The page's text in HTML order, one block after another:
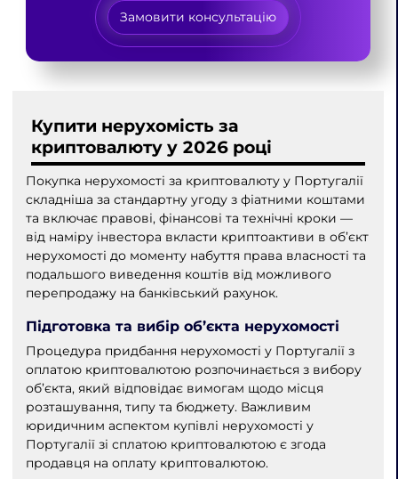
Замовити консультацію
Купити нерухомість за
криптовалюту у 2026 році
Покупка нерухомості за криптовалюту у Португалії
складніша за стандартну угоду з фіатними коштами
та включає правові, фінансові та технічні кроки —
від наміру інвестора вкласти криптоактиви в об’єкт
нерухомості до моменту набуття права власності та
подальшого виведення коштів від можливого
перепродажу на банківський рахунок.
Підготовка та вибір об’єкта нерухомості
Процедура придбання нерухомості у Португалії з
оплатою криптовалютою розпочинається з вибору
об’єкта, який відповідає вимогам щодо місця
розташування, типу та бюджету. Важливим
юридичним аспектом купівлі нерухомості у
Португалії зі сплатою криптовалютою є згода
продавця на оплату криптовалютою.